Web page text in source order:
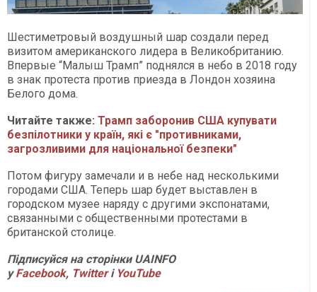
Шестиметровый воздушный шар создали перед
визитом американского лидера в Великобританию.
Впервые “Малыш Трамп” поднялся в небо в 2018 году
в знак протеста против приезда в Лондон хозяина
Белого дома.
Читайте также: Трамп заборонив США купувати
безпілотники у країн, які є "противниками,
загрозливими для національної безпеки"
Потом фигуру замечали и в небе над несколькими
городами США. Теперь шар будет выставлен в
городском музее наряду с другими экспонатами,
связанными с общественными протестами в
британской столице.
Підписуйся на сторінки UAINFO
уFacebook, Twitterі YouTube